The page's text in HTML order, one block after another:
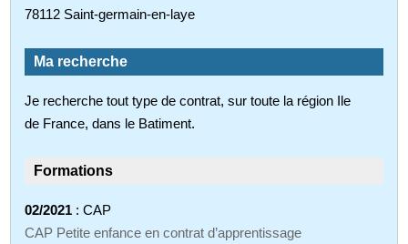
78112 Saint-germain-en-laye
Ma recherche
Je recherche tout type de contrat, sur toute la région Ile
de France, dans le Batiment.
Formations
02/2021 : CAP
CAP Petite enfance en contrat d’apprentissage